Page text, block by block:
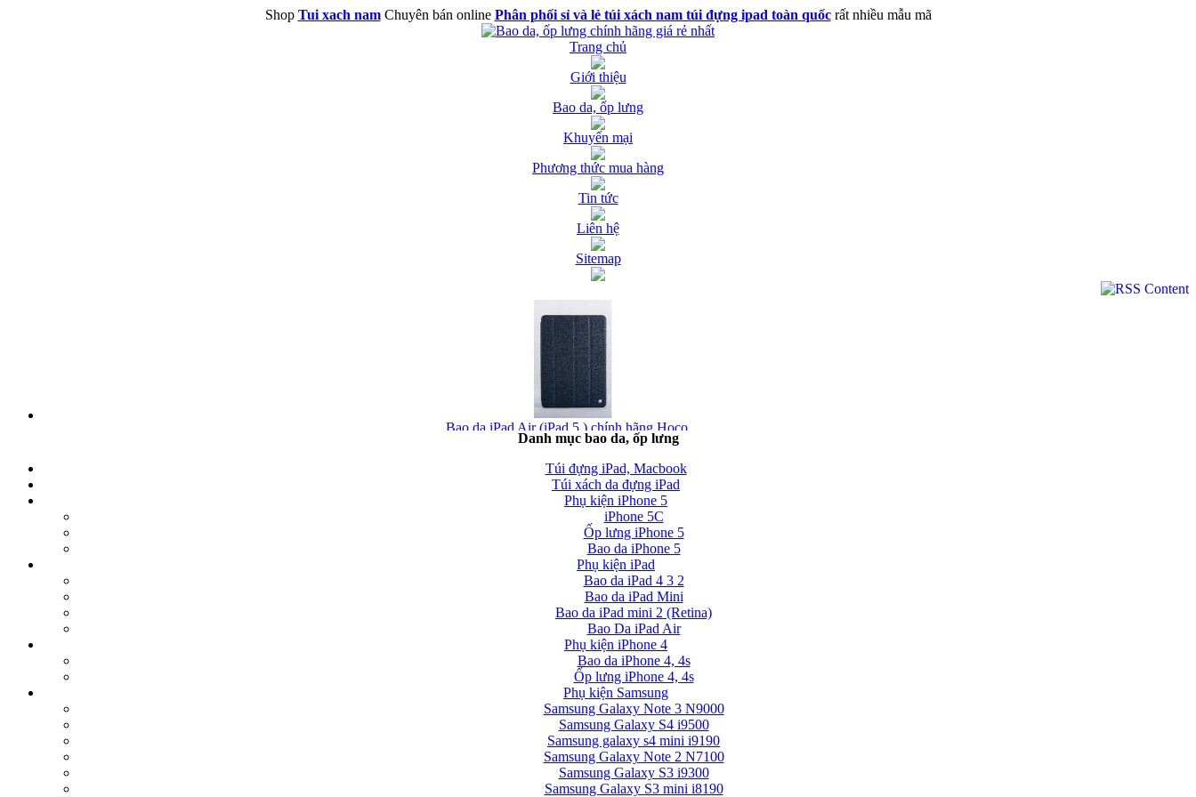
Shop Tui xach namChuyên bán online Phân phối sỉ và lẻ túi xách nam túi đựng ipad toàn quốcrất nhiều mẫu mã
Trang chủ
Giới thiệu
Bao da, ốp lưng
Khuyến mại
Phương thức mua hàng
Tin tức
Liên hệ
Sitemap
Bao da iPad Air (iPad 5 ) chính hãng Hoco...
Bao da iPad Air chính hãng Hoco Crystal Case...
Bao da iPad Air cao cấp Baseus Folio siêu...
Danh mục bao da, ốp lưng
Túi đựng iPad, Macbook
Túi xách da đựng iPad
Phụ kiện iPhone 5
iPhone 5C
Ốp lưng iPhone 5
Bao da iPhone 5
Phụ kiện iPad
Bao da iPad 4 3 2
Bao da iPad Mini
Bao da iPad mini 2 (Retina)
Bao Da iPad Air
Phụ kiện iPhone 4
Bao da iPhone 4, 4s
Ốp lưng iPhone 4, 4s
Phụ kiện Samsung
Samsung Galaxy Note 3 N9000
Samsung Galaxy S4 i9500
Samsung galaxy s4 mini i9190
Samsung Galaxy Note 2 N7100
Samsung Galaxy S3 i9300
Samsung Galaxy S3 mini i8190